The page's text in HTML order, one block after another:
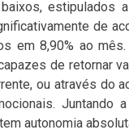
de
em 8,90% ao
de retornar
ou através do
autonomia